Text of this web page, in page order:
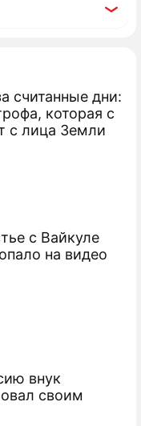
считанные дни:
которая с
с лица Земли
с Вайкуле
на видео
внук
своим
на
в